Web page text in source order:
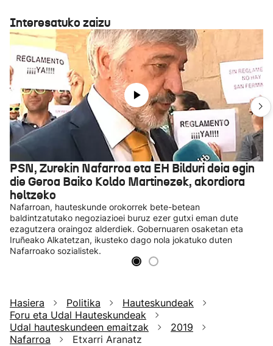
Interesatuko zaizu
PSN, Zurekin Nafarroa eta EH Bilduri deia egin
die Geroa Baiko Koldo Martinezek, akordiora
heltzeko
Nafarroan, hauteskunde orokorrek bete-betean
baldintzatutako negoziazioei buruz ezer gutxi eman dute
ezagutzera oraingoz alderdiek. Gobernuaren osaketan eta
Iruñeako Alkatetzan, ikusteko dago nola jokatuko duten
Nafarroako sozialistek.
Hasiera Politika
Hauteskundeak
Foru eta Udal Hauteskundeak
Udal hauteskundeen emaitzak
2019
Nafarroa
Etxarri Aranatz